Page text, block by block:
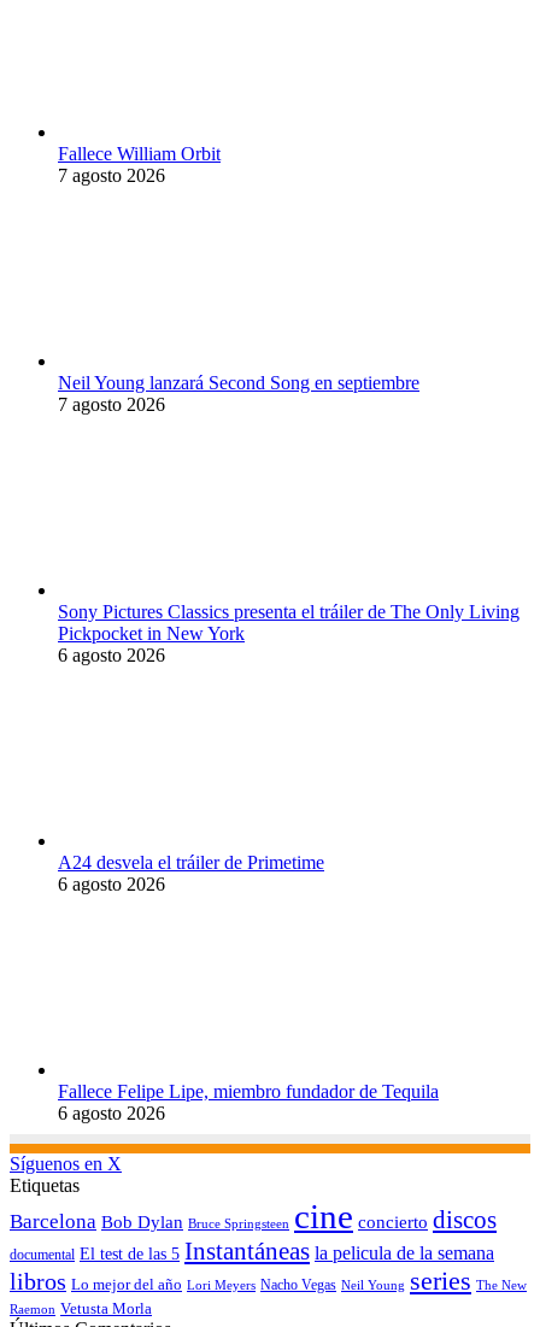
Fallece William Orbit
7 agosto 2026
Neil Young lanzará Second Song en septiembre
7 agosto 2026
Sony Pictures Classics presenta el tráiler de The Only Living
Pickpocket in New York
6 agosto 2026
A24 desvela el tráiler de Primetime
6 agosto 2026
Fallece Felipe Lipe, miembro fundador de Tequila
6 agosto 2026
Síguenos en X
Etiquetas
Barcelona Bob Dylan Bruce Springsteen cine concierto discos
documental El test de las 5 Instantáneas la pelicula de la semana
libros Lo mejor del año Lori Meyers Nacho Vegas Neil Young series The New
Raemon Vetusta Morla